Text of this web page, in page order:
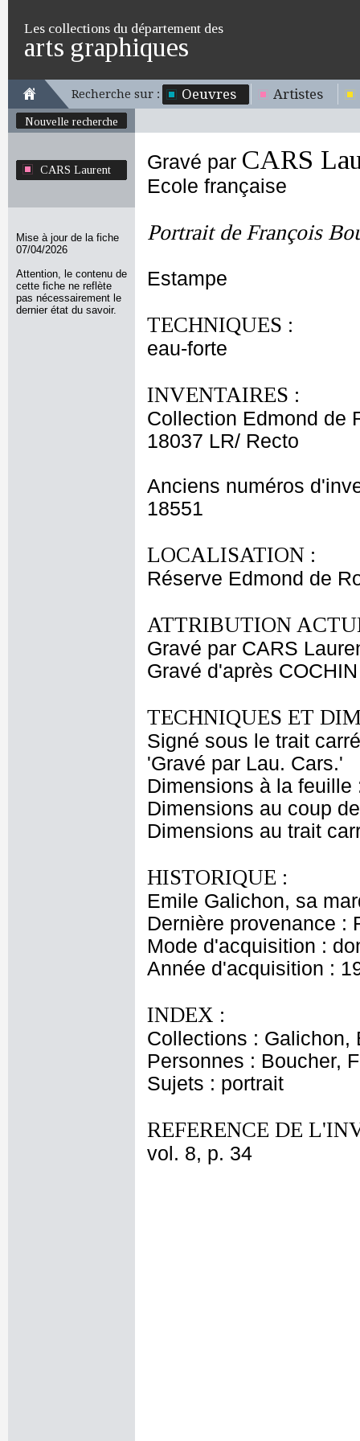
Les collections du département des
arts graphiques
Recherche sur : Oeuvres Artistes
Nouvelle recherche
CARS Laurent
Mise à jour de la fiche
07/04/2026
Attention, le contenu de
cette fiche ne reflète
pas nécessairement le
dernier état du savoir.
Gravé par CARS
Ecole française
Portrait de François
Estampe
TECHNIQUES :
eau-forte
INVENTAIRES :
Collection Edmond de
18037 LR/ Recto
Anciens numéros
18551
LOCALISATION :
Réserve Edmond de
ATTRIBUTION
Gravé par CARS
Gravé d'après
TECHNIQUES ET
Signé sous le trait
'Gravé par Lau. Cars.'
Dimensions à la
Dimensions au coup
Dimensions au trait
HISTORIQUE :
Emile Galichon, sa
Dernière provenance :
Mode d'acquisition :
Année d'acquisition :
INDEX :
Collections : Galichon,
Personnes : Boucher,
Sujets : portrait
REFERENCE DE
vol. 8, p. 34